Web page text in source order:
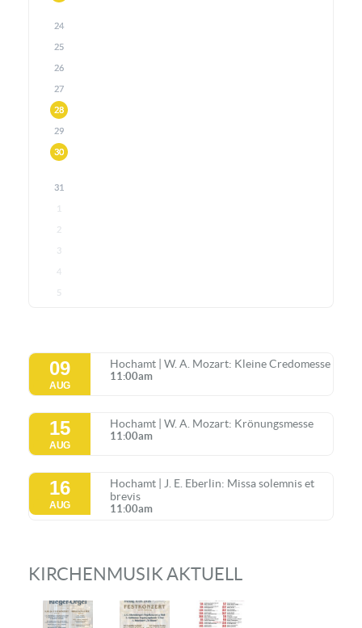
24
25
26
27
28
29
30
31
1
2
3
4
5
09
AUG
Hochamt | W. A. Mozart: Kleine Credomesse
11:00am
15
AUG
Hochamt | W. A. Mozart: Krönungsmesse
11:00am
16
AUG
Hochamt | J. E. Eberlin: Missa solemnis et
brevis
11:00am
KIRCHENMUSIK AKTUELL